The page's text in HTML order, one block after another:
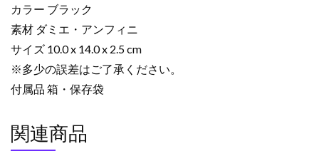
ー
ト
カ
バ
ー
ク
ヴ
ェ
カラー ブラック
素材 ダミエ・アンフィニ
サイズ 10.0 x 14.0 x 2.5 cm
※多少の誤差はご了承ください。
付属品 箱・保存袋
関連商品